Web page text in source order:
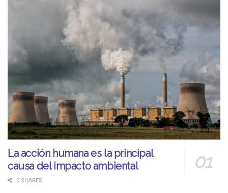
La acción humana es la principal
causa del impacto ambiental
0 SHARES